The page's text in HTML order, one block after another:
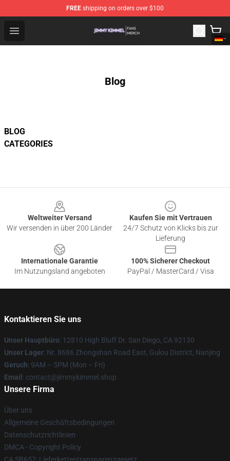
FREE shipping on orders over $100
Open menu
Jimmy Kimmel Shop - Official Jimmy Kimmel
Blog
BLOG
CATEGORIES
Weltweiter Versand
Wir versenden in über 200 Länder
Kaufen Sie mit Vertrauen
24/7 Schutz von Klicks bis zur
Lieferung
Internationale Garantie
Im Nutzungsland angeboten
100% Sicherer Checkout
PayPal / MasterCard / Visa
Kontaktieren Sie uns
Unser Hauptbüro: 12810 High Bluff Dr. San Diego, CA 92130
Unser Lager: Nr. 8686 Zhongshan Road East, Gulou District, Nanjing
Geruch: 9AM – 5PM (Mon – Fri)
Email : contact@jimmykimmel.shop
Unsere Firma
Über uns
Allgemeine Geschäftsbedingungen
Datenschutzrichtlinien
DMCA - Copyright Policy